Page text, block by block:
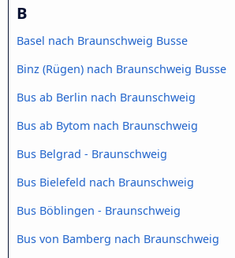
B
Basel nach Braunschweig Busse
Binz (Rügen) nach Braunschweig Busse
Bus ab Berlin nach Braunschweig
Bus ab Bytom nach Braunschweig
Bus Belgrad - Braunschweig
Bus Bielefeld nach Braunschweig
Bus Böblingen - Braunschweig
Bus von Bamberg nach Braunschweig